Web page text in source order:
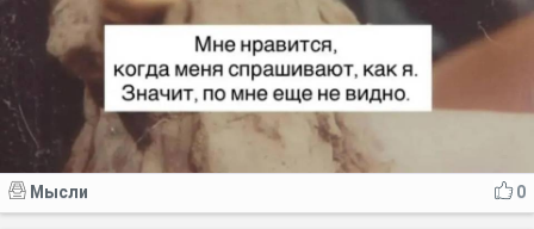
0
Мысли